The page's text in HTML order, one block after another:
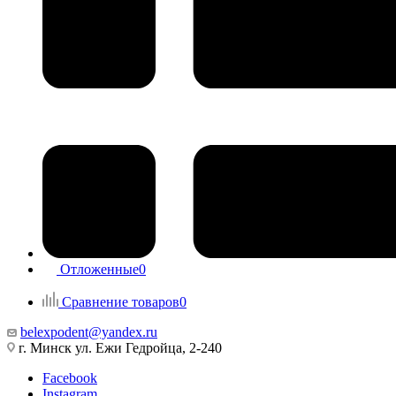
Отложенные0
Сравнение товаров0
belexpodent@yandex.ru
г. Минск ул. Ежи Гедройца, 2-240
Facebook